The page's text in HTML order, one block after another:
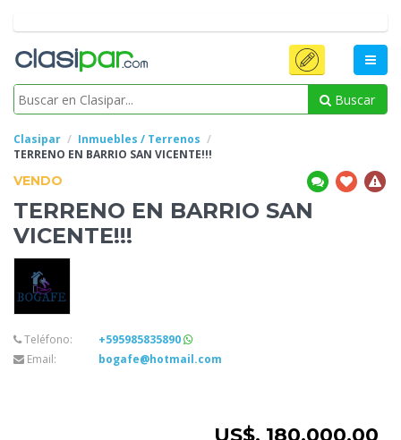
Buscar
Clasipar
Inmuebles / Terrenos
TERRENO EN BARRIO SAN VICENTE!!!
VENDO
TERRENO EN BARRIO SAN
VICENTE!!!
Teléfono:
+595985835890
Email:
bogafe@hotmail.com